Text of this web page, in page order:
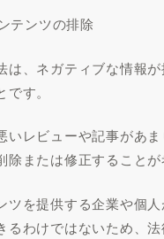
テンツの排除
は、ネガティブな情報
す。
いレビューや記事があ
除または修正することが
ツを提供する企業や個
るわけではないため、